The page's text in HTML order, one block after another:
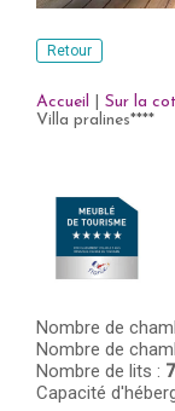
Retour
Accueil Sur la
Villa pralines****
Nombre de
Nombre de
Nombre de lits : 7
Capacité